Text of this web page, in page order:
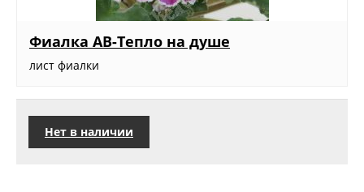
Фиалка АВ-Тепло на душе
лист фиалки
Нет в наличии